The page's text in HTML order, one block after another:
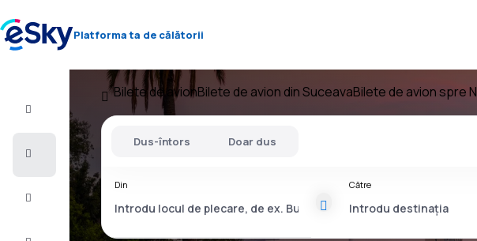
Platforma ta de călătorii
Zbor+Hotel
Vacanţe
Bilete de avionBilete de avion din SuceavaBilete de avion spre
Dus-întors Doar dus
Din Către